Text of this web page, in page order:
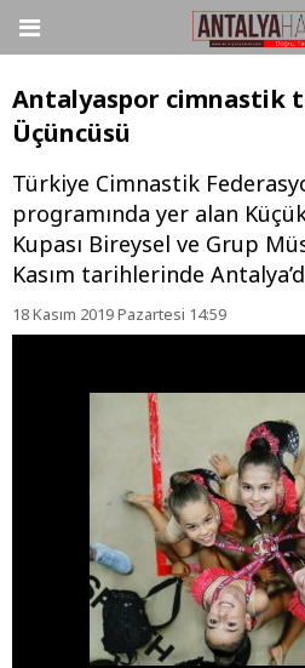
Antalyaspor cimnastik
Üçüncüsü
Türkiye Cimnastik
programında yer alan
Kupası Bireysel ve Grup
Kasım tarihlerinde
18 Kasım 2019 Pazartesi 14:59